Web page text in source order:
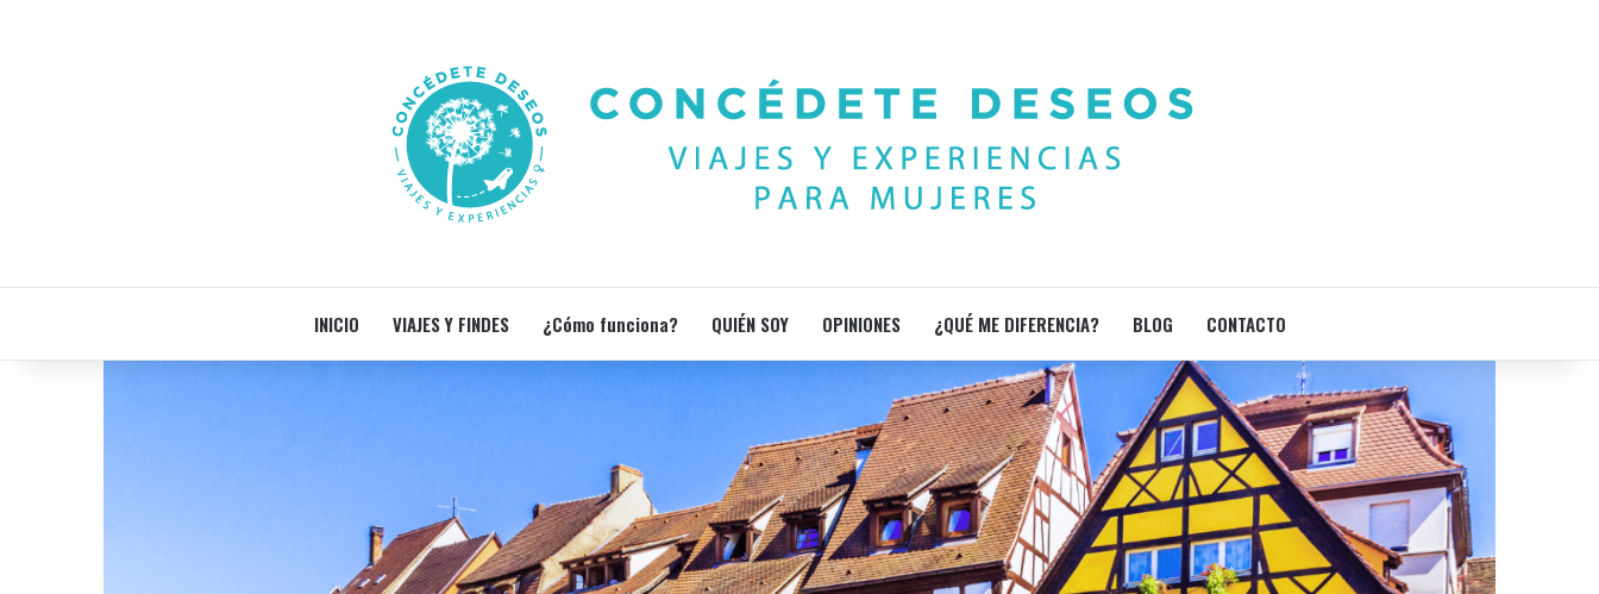
INICIO VIAJES Y FINDES ¿Cómo funciona? QUIÉN SOY OPINIONES ¿QUÉ ME DIFERENCIA? BLOG CONTACTO